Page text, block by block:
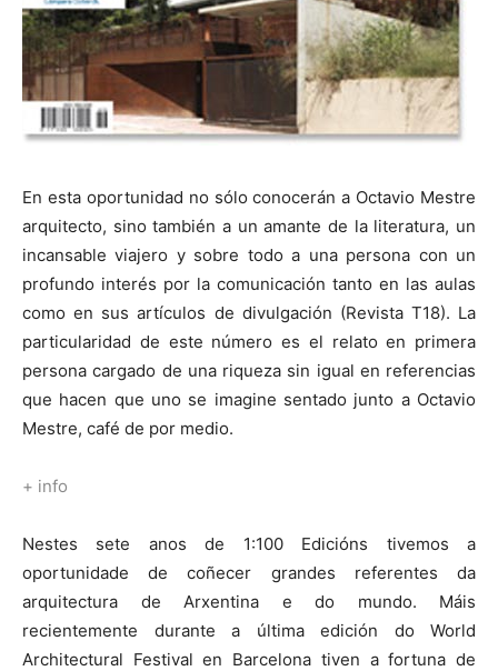
En esta oportunidad no sólo conocerán a Octavio Mestre
arquitecto, sino también a un amante de la literatura, un
incansable viajero y sobre todo a una persona con un
profundo interés por la comunicación tanto en las aulas
como en sus artículos de divulgación (Revista T18). La
particularidad de este número es el relato en primera
persona cargado de una riqueza sin igual en referencias
que hacen que uno se imagine sentado junto a Octavio
Mestre, café de por medio.
+ info
Nestes sete anos de 1:100 Edicións tivemos a
oportunidade de coñecer grandes referentes da
arquitectura de Arxentina e do mundo. Máis
recientemente durante a última edición do World
Architectural Festival en Barcelona tiven a fortuna de